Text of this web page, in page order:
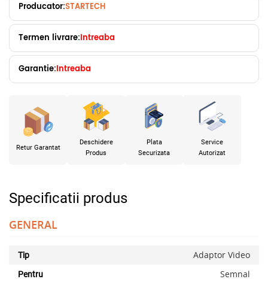
Producator:STARTECH
Termen livrare:Intreaba
Garantie:Intreaba
Retur Garantat
Deschidere
Produs
Plata
Securizata
Service
Autorizat
Specificatii produs
GENERAL
Tip Adaptor Video
Pentru Semnal